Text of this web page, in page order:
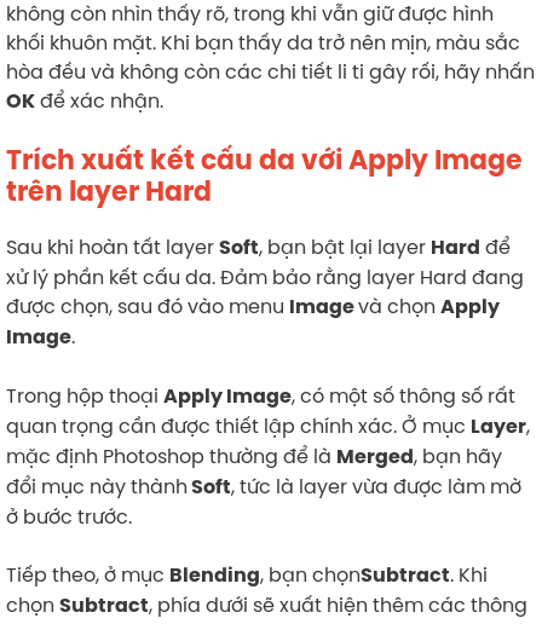
không còn nhìn thấy rõ, trong khi vẫn giữ được hình
khối khuôn mặt. Khi bạn thấy da trở nên mịn, màu sắc
hòa đều và không còn các chi tiết li ti gây rối, hãy nhấn
OKđể xác nhận.
Trích xuất kết cấu da với Apply Image
trên layer Hard
Sau khi hoàn tất layerSoft, bạn bật lại layer Hard để
xử lý phần kết cấu da. Đảm bảo rằng layer Hard đang
được chọn, sau đó vào menu Imagevà chọn Apply
Image.
Trong hộp thoại Apply Image, có một số thông số rất
quan trọng cần được thiết lập chính xác. Ở mục Layer,
mặc định Photoshop thường để là Merged, bạn hãy
đổi mục này thànhSoft, tức là layer vừa được làm mờ
ở bước trước.
Tiếp theo, ở mục Blending, bạn chọnSubtract. Khi
chọn Subtract, phía dưới sẽ xuất hiện thêm các thông